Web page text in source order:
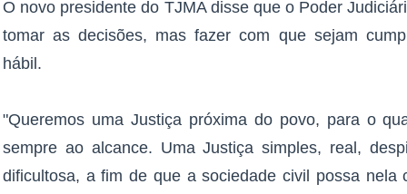
O novo presidente do TJMA disse que o Poder
tomar as decisões, mas fazer com que sejam
hábil.
"Queremos uma Justiça próxima do povo, para o
sempre ao alcance. Uma Justiça simples, real,
dificultosa, a fim de que a sociedade civil possa nela